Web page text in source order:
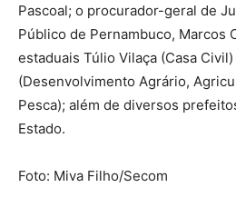
Pascoal; o procurador-geral de
Público de Pernambuco, Marcos
estaduais Túlio Vilaça (Casa
(Desenvolvimento Agrário,
Pesca); além de diversos
Estado.
Foto: Miva Filho/Secom